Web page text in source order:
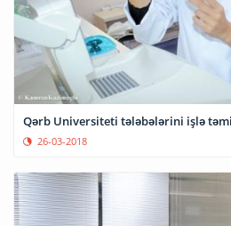
Qərb Universiteti tələbələrini işlə
26-03-2018